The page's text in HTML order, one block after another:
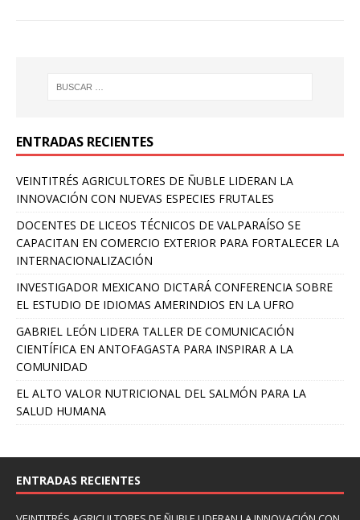
ENTRADAS RECIENTES
VEINTITRÉS AGRICULTORES DE ÑUBLE LIDERAN LA
INNOVACIÓN CON NUEVAS ESPECIES FRUTALES
DOCENTES DE LICEOS TÉCNICOS DE VALPARAÍSO SE
CAPACITAN EN COMERCIO EXTERIOR PARA FORTALECER LA
INTERNACIONALIZACIÓN
INVESTIGADOR MEXICANO DICTARÁ CONFERENCIA SOBRE
EL ESTUDIO DE IDIOMAS AMERINDIOS EN LA UFRO
GABRIEL LEÓN LIDERA TALLER DE COMUNICACIÓN
CIENTÍFICA EN ANTOFAGASTA PARA INSPIRAR A LA
COMUNIDAD
EL ALTO VALOR NUTRICIONAL DEL SALMÓN PARA LA
SALUD HUMANA
ENTRADAS RECIENTES